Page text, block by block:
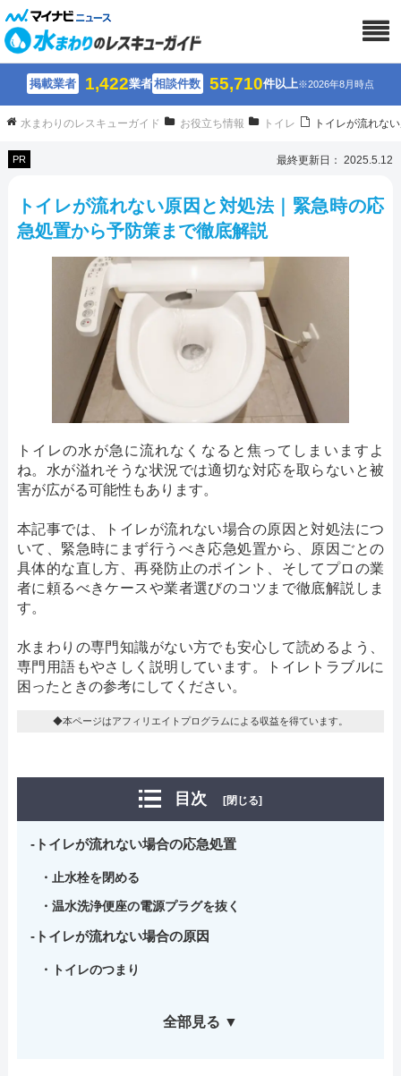
掲載業者 1,422業者相談件数 55,710件以上※2026年8月時点
水まわりのレスキューガイド お役立ち情報 トイレ トイレが流れな
PR 最終更新日： 2025.5.12
トイレが流れない原因と対処法｜緊急時の応
急処置から予防策まで徹底解説
トイレの水が急に流れなくなると焦ってしまいますよ
ね。水が溢れそうな状況では適切な対応を取らないと被
害が広がる可能性もあります。
本記事では、トイレが流れない場合の原因と対処法につ
いて、緊急時にまず行うべき応急処置から、原因ごとの
具体的な直し方、再発防止のポイント、そしてプロの業
者に頼るべきケースや業者選びのコツまで徹底解説しま
す。
水まわりの専門知識がない方でも安心して読めるよう、
専門用語もやさしく説明しています。トイレトラブルに
困ったときの参考にしてください。
◆本ページはアフィリエイトプログラムによる収益を得ています。
目次 [閉じる]
トイレが流れない場合の応急処置
止水栓を閉める
温水洗浄便座の電源プラグを抜く
トイレが流れない場合の原因
トイレのつまり
全部見る ▼